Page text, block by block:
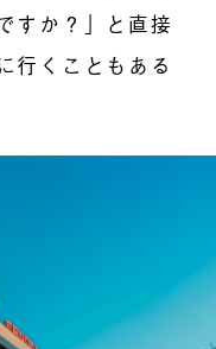
すか？」と直接
行くこともある